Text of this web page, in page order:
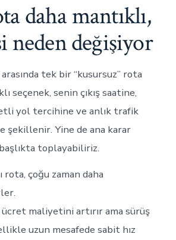
daha mantıklı,
neden değişiyor
tek bir “kusursuz” rota
seçenek, senin çıkış saatine,
yol tercihine ve anlık trafik
şekillenir. Yine de ana karar
toplayabiliriz.
rota, çoğu zaman daha
maliyetini artırır ama sürüş
uzun mesafede sabit hız